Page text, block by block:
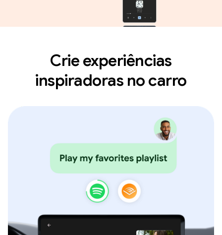
Crie experiências
inspiradoras no carro